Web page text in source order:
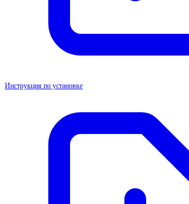
Инструкция по установке